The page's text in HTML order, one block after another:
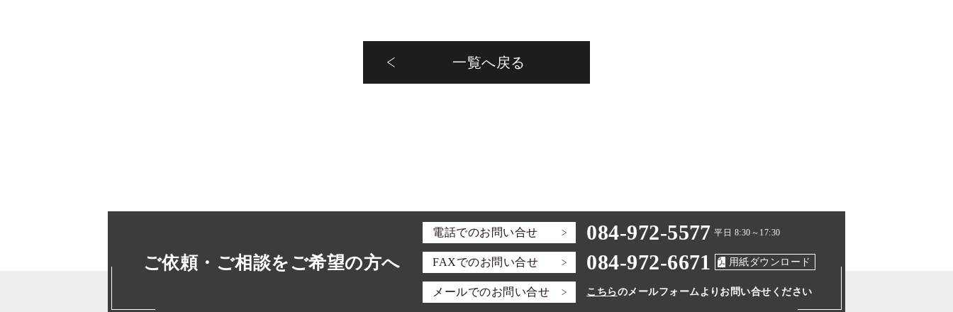
一覧へ戻る
ご依頼・ご相談をご希望の方へ
電話でのお問い合せ 084-972-5577 平日 8:30～17:30
FAXでのお問い合せ 084-972-6671 用紙ダウンロード
メールでのお問い合せ こちらのメールフォームより お問い合せください